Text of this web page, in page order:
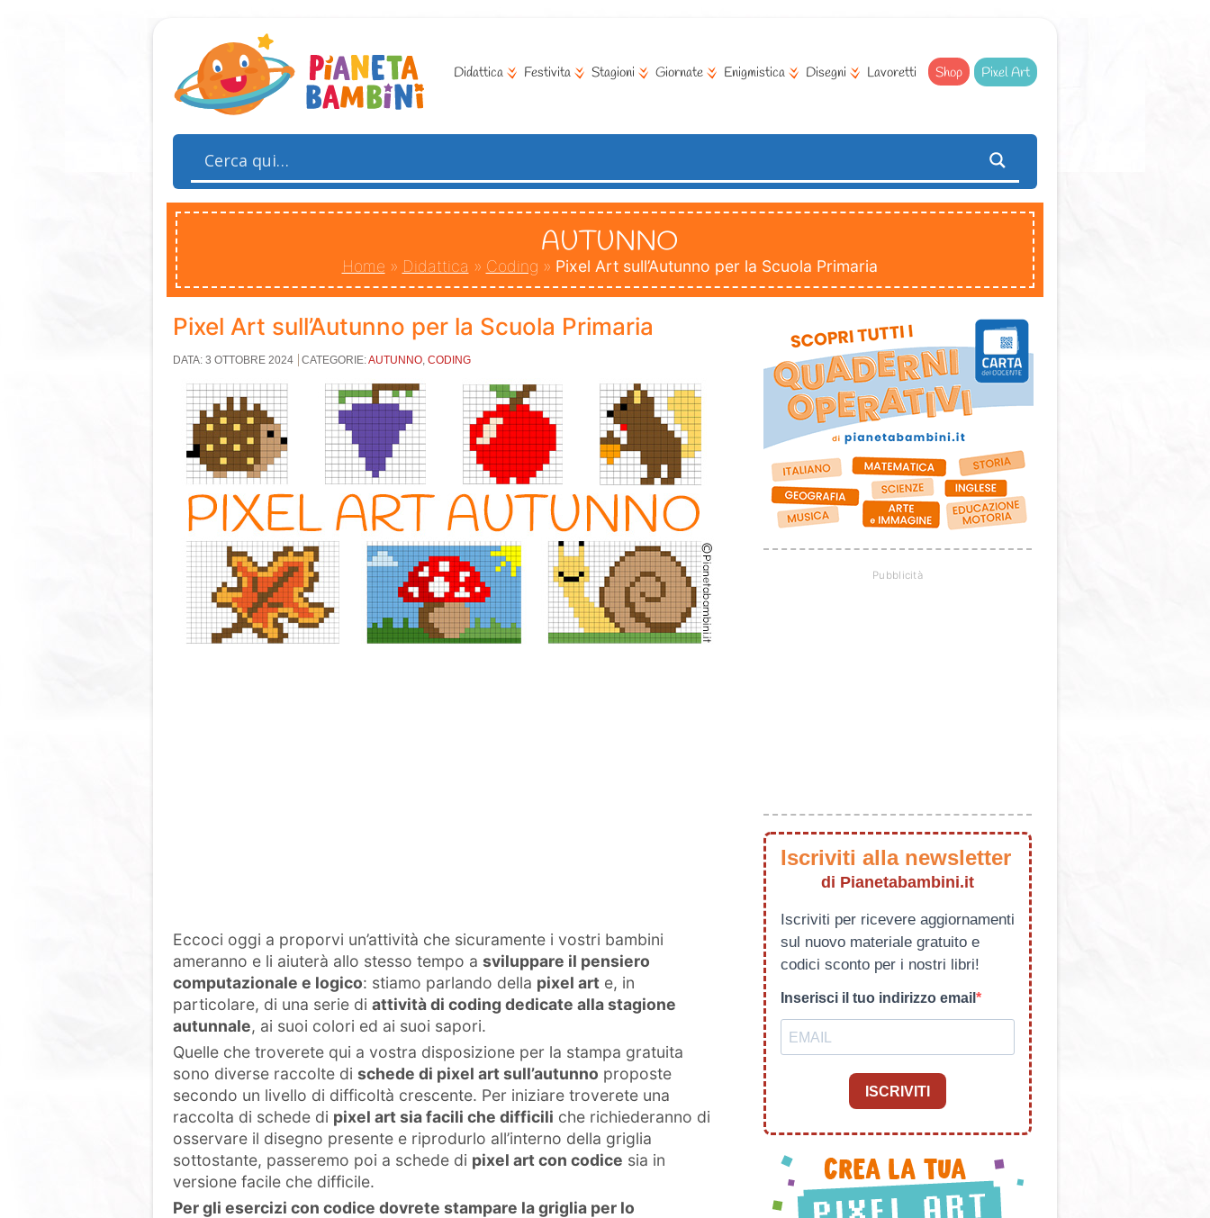
Didattica Festivita Stagioni Giornate Enigmistica Disegni Lavoretti Shop Pixel Art
AUTUNNO
Home » Didattica » Coding » Pixel Art sull’Autunno per la Scuola Primaria
Pixel Art sull’Autunno per la Scuola Primaria
DATA: 3 OTTOBRE 2024 CATEGORIE:AUTUNNO, CODING
Eccoci oggi a proporvi un’attività che sicuramente i vostri bambini
ameranno e li aiuterà allo stesso tempo a sviluppare il pensiero
computazionale e logico: stiamo parlando della pixel art e, in
particolare, di una serie di attività di coding dedicate alla stagione
autunnale, ai suoi colori ed ai suoi sapori.
Quelle che troverete qui a vostra disposizione per la stampa gratuita
sono diverse raccolte di schede di pixel art sull’autunno proposte
secondo un livello di difficoltà crescente. Per iniziare troverete una
raccolta di schede di pixel art sia facili che difficili che richiederanno di
osservare il disegno presente e riprodurlo all’interno della griglia
sottostante, passeremo poi a schede di pixel art con codice sia in
versione facile che difficile.
Per gli esercizi con codice dovrete stampare la griglia per lo
Iscriviti alla newsletter
di Pianetabambini.it
Iscriviti per ricevere aggiornamenti
sul nuovo materiale gratuito e
codici sconto per i nostri libri!
Inserisci il tuo indirizzo email
ISCRIVITI